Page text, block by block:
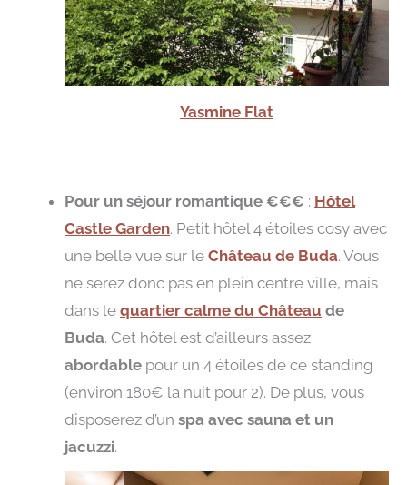
Yasmine Flat
Pour un séjour romantique €€€ : Hôtel
Castle Garden. Petit hôtel 4 étoiles cosy avec
une belle vue sur le Château de Buda. Vous
ne serez donc pas en plein centre ville, mais
dans le quartier calme du Château de
Buda. Cet hôtel est d’ailleurs assez
abordable pour un 4 étoiles de ce standing
(environ 180€ la nuit pour 2). De plus, vous
disposerez d’un spa avec sauna et un
jacuzzi.